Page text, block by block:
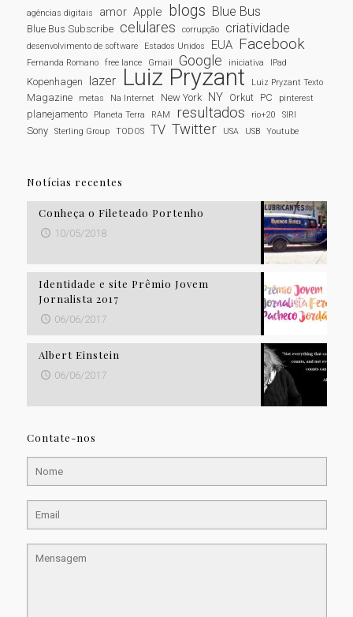
agências digitais amor Apple blogs Blue Bus
Blue Bus Subscribe celulares corrupção criatividade
desenvolvimento de software Estados Unidos EUA Facebook
Fernanda Romano free lance Gmail Google iniciativa IPad
Kopenhagen lazer Luiz Pryzant Luiz Pryzant Texto
Magazine metas Na Internet New York NY Orkut PC pinterest
planejamento Planeta Terra RAM resultados rio+20 SIRI
Sony Sterling Group TODOS TV Twitter USA USB Youtube
Notícias recentes
Conheça o Fileteado Portenho
10/05/2018
Identidade e site Prêmio Jovem
Jornalista 2017
06/06/2017
Albert Einstein
06/06/2017
Contate-nos